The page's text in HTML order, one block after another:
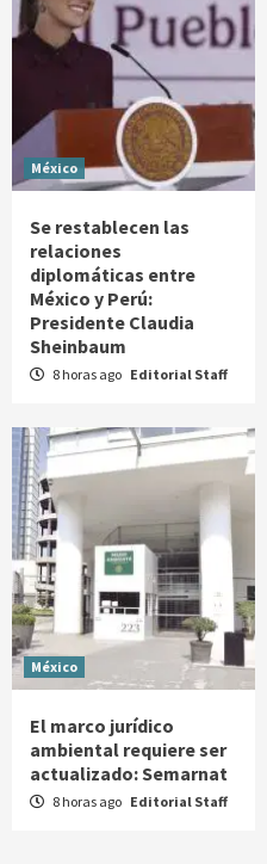
México
Se restablecen las
relaciones
diplomáticas entre
México y Perú:
Presidente Claudia
Sheinbaum
8 horas ago Editorial Staff
México
El marco jurídico
ambiental requiere ser
actualizado: Semarnat
8 horas ago Editorial Staff